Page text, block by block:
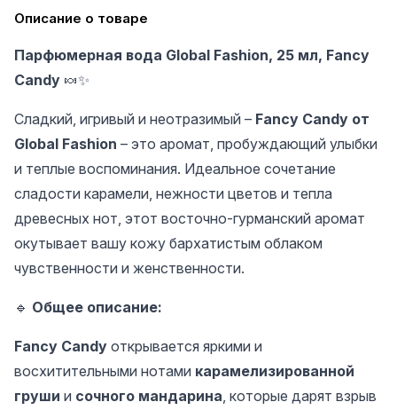
Описание о товаре
Парфюмерная вода Global Fashion, 25 мл, Fancy
Candy 🍬✨
Сладкий, игривый и неотразимый – Fancy Candy от
Global Fashion – это аромат, пробуждающий улыбки
и теплые воспоминания. Идеальное сочетание
сладости карамели, нежности цветов и тепла
древесных нот, этот восточно-гурманский аромат
окутывает вашу кожу бархатистым облаком
чувственности и женственности.
🔹 Общее описание:
Fancy Candy открывается яркими и
восхитительными нотами карамелизированной
груши и сочного мандарина, которые дарят взрыв